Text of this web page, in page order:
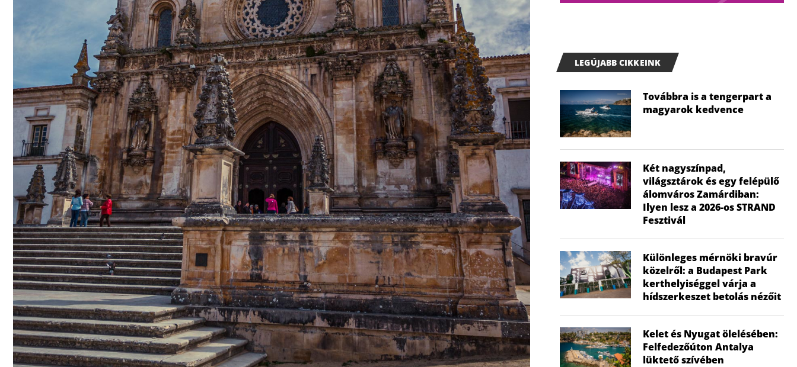
LEGÚJABB CIKKEINK
Továbbra is a tengerpart a
magyarok kedvence
Két nagyszínpad,
világsztárok és egy felépülő
álomváros Zamárdiban:
Ilyen lesz a 2026-os STRAND
Fesztivál
Különleges mérnöki bravúr
közelről: a Budapest Park
kerthelyiséggel várja a
hídszerkeszet betolás nézőit
Kelet és Nyugat ölelésében:
Felfedezőúton Antalya
lüktető szívében